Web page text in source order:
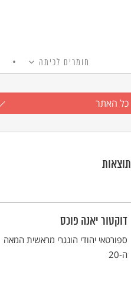
חומרים לכיתה
כל האתר
תוצאות
דוקטור יאנה פוכס
ספורטאי יהודי הונגרי מראשית המאה
ה-20